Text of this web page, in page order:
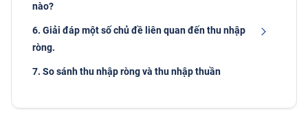
nào?
6. Giải đáp một số chủ đề liên quan đến thu nhập
ròng.
7. So sánh thu nhập ròng và thu nhập thuần